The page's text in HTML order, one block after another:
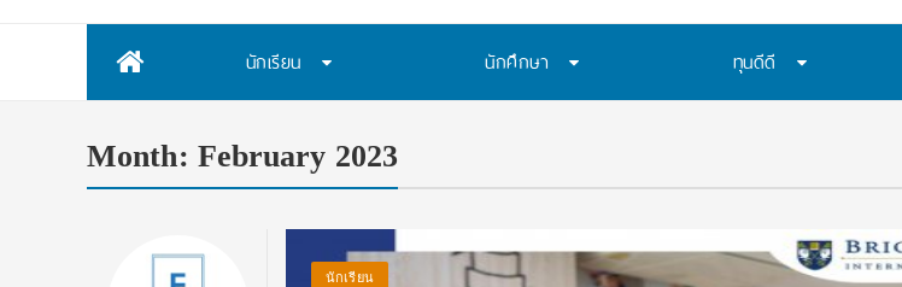
นักเรียน นักศึกษา ทุนดีดี
Month: February 2023
นักเรียน